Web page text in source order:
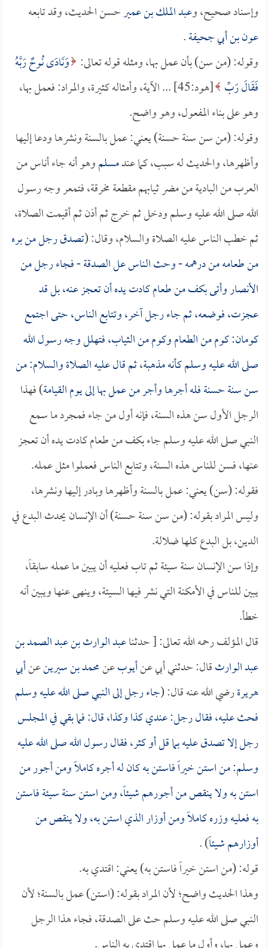
وإسناد صحيح، وعبد الملك بن عميرحسن الحديث، وقد تابعه
عون بن أبي جحيفة.
وقوله: (من سن) بأن عمل بها، ومثله قوله تعالى: وَنَادَى نُوحٌ رَبَّهُ
فَقَالَ رَبِّ
[هود:45] ... الآية، وأمثاله كثيرة، والمراد: فعمل بها،
وهو على بناء المفعول، وهو واضح.
وقوله: (من سن سنة حسنة) يعني: عمل بالسنة ونشرها ودعا إليها
وأظهرها، والحديث له سبب، كما عندمسلموهو أنه جاء أناس من
العرب من البادية من مضر ثيابهم مقطعة مخرقة، فتمعر وجه رسول
الله صلى الله عليه وسلم ودخل ثم خرج ثم أذن ثم أقيمت الصلاة،
ثم خطب الناس عليه الصلاة والسلام، وقال: (تصدق رجل من بره
من طعامه من درهمه - وحث الناس عل الصدقة - فجاء رجل من
الأنصار وأتى بكف من طعام كادت يده أن تعجز عنه، بل قد
عجزت، فوضعه، ثم جاء رجل آخر، وتتابع الناس، حتى اجتمع
كومان: كوم من الطعام وكوم من الثياب، فتهلل وجه رسول الله
صلى الله عليه وسلم كأنه مذهبة، ثم قال عليه الصلاة والسلام: من
سن سنة حسنة فله أجرها وأجر من عمل بها إلى يوم القيامة) فهذا
الرجل الأول سن هذه السنة، فإنه أول من جاء فمجرد ما سمع
النبي صلى الله عليه وسلم جاء بكف من طعام كادت يده أن تعجز
عنها، فسن للناس هذه السنة، وتتابع الناس فعملوا مثل عمله.
فقوله: (سن) يعني: عمل بالسنة وأظهرها وبادر إليها ونشرها،
وليس المراد بقوله: (من سن سنة حسنة) أن الإنسان يحدث البدع في
الدين، بل البدع كلها ضلالة.
وإذا سن الإنسان سنة سيئة ثم تاب فعليه أن يبين ما عمله سابقاً،
يبين للناس في الأمكنة التي نشر فيها السيئة، وينهى عنها ويبين أنه
خطأ.
قال المؤلف رحمه الله تعالى: [ حدثناعبد الوارث بن عبد الصمد بن
عبد الوارثقال: حدثني أبي عنأيوبعنمحمد بن سيرينعنأبي
هريرةرضي الله عنه قال: (جاء رجل إلى النبي صلى الله عليه وسلم
فحث عليه، فقال رجل: عندي كذا وكذا، قال: فما بقي في المجلس
رجل إلا تصدق عليه بما قل أو كثر، فقال رسول الله صلى الله عليه
وسلم: من استن خيراً فاستن به كان له أجره كاملاً ومن أجور من
استن به ولا ينقص من أجورهم شيئاً، ومن استن سنة سيئة فاستن
به فعليه وزره كاملاً ومن أوزار الذي استن به، ولا ينقص من
أوزارهم شيئاً) .
قوله: (من استن خيراً فاستن به) يعني: اقتدي به.
وهذا الحديث واضح؛ لأن المراد بقوله: (استن) عمل بالسنة؛ لأن
النبي صلى الله عليه وسلم حث على الصدقة، فجاء هذا الرجل